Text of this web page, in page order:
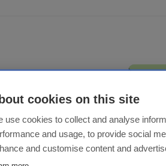
cookies on this site
use cookies to collect and analyse
and usage, to provide social
and customise content and